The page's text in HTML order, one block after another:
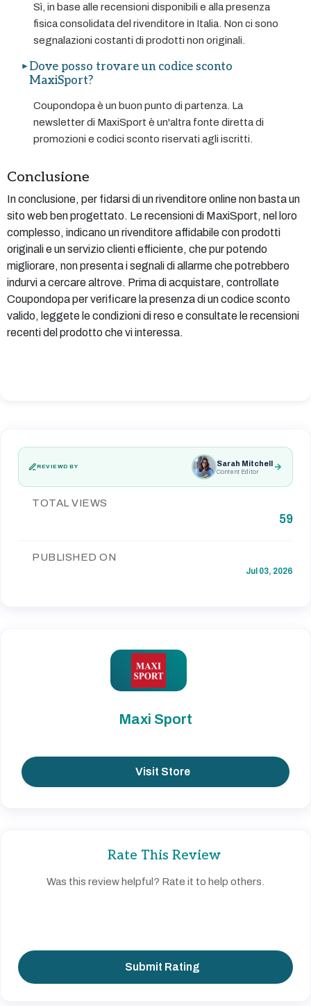
Sì, in base alle recensioni disponibili e alla presenza
fisica consolidata del rivenditore in Italia. Non ci sono
segnalazioni costanti di prodotti non originali.
Dove posso trovare un codice sconto
MaxiSport?
Coupondopa è un buon punto di partenza. La
newsletter di MaxiSport è un'altra fonte diretta di
promozioni e codici sconto riservati agli iscritti.
Conclusione
In conclusione, per fidarsi di un rivenditore online non basta un
sito web ben progettato. Le recensioni di MaxiSport, nel loro
complesso, indicano un rivenditore affidabile con prodotti
originali e un servizio clienti efficiente, che pur potendo
migliorare, non presenta i segnali di allarme che potrebbero
indurvi a cercare altrove. Prima di acquistare, controllate
Coupondopa per verificare la presenza di un codice sconto
valido, leggete le condizioni di reso e consultate le recensioni
recenti del prodotto che vi interessa.
REVIEWD BY Sarah Mitchell
Content Editor
TOTAL VIEWS
59
PUBLISHED ON
Jul 03, 2026
Maxi Sport
Visit Store
Rate This Review
Was this review helpful? Rate it to help others.
Submit Rating